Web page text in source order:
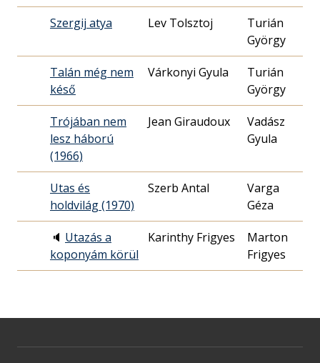
Szergij atya Lev Tolsztoj
Turián
György
Talán még nem
késő
Várkonyi Gyula
Turián
György
Trójában nem
lesz háború
(1966)
Jean Giraudoux
Vadász
Gyula
Utas és
holdvilág (1970)
Szerb Antal
Varga
Géza
🔈 Utazás a
koponyám körül
Karinthy Frigyes
Marton
Frigyes